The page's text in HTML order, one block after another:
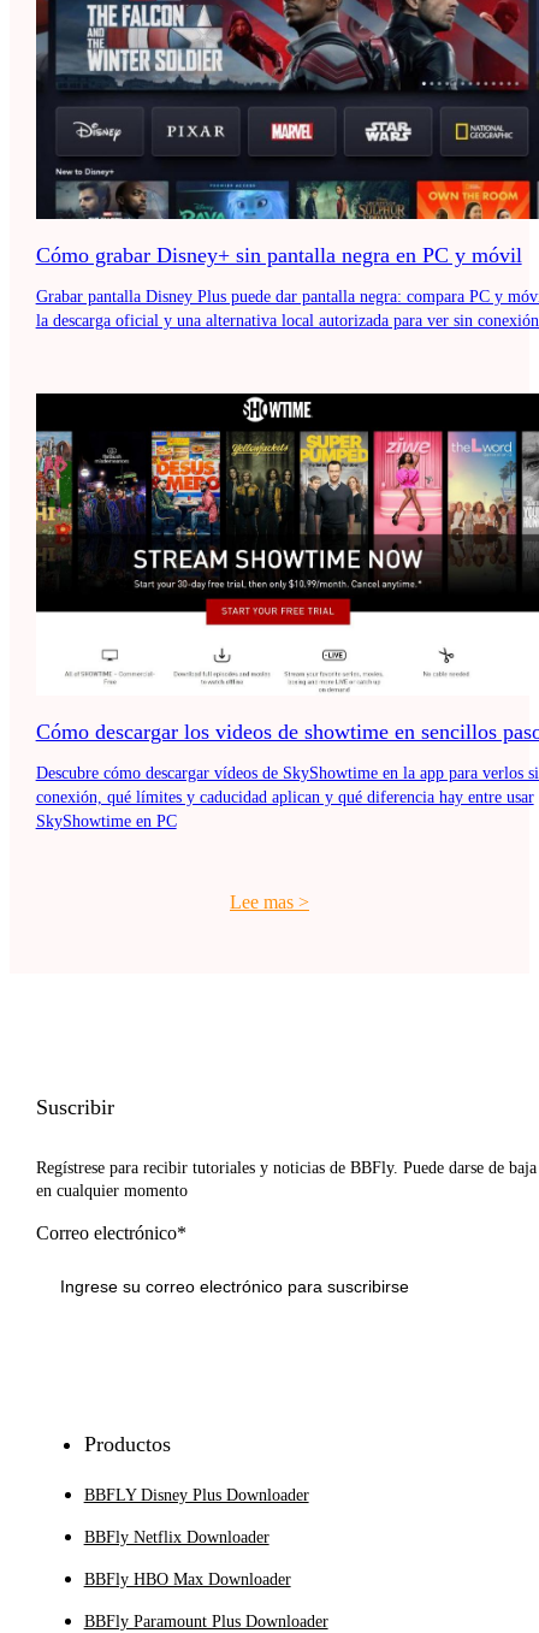
Cómo grabar Disney+ sin pantalla negra en PC y móvil
Grabar pantalla Disney Plus puede dar pantalla negra: compara PC y
la descarga oficial y una alternativa local autorizada para ver sin
Cómo descargar los videos de showtime en sencillos
Descubre cómo descargar vídeos de SkyShowtime en la app para verlos
conexión, qué límites y caducidad aplican y qué diferencia hay entre usar
SkyShowtime en PC
Lee mas >
Suscribir
Regístrese para recibir tutoriales y noticias de BBFly. Puede darse de baja
en cualquier momento
Correo electrónico*
Productos
BBFLY Disney Plus Downloader
BBFly Netflix Downloader
BBFly HBO Max Downloader
BBFly Paramount Plus Downloader